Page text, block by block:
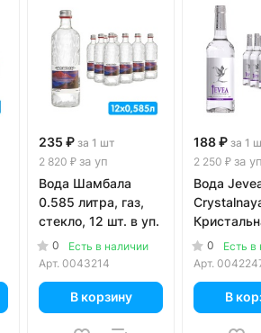
235 ₽ за 1 шт
2 820 ₽ за уп
Вода Шамбала
0.585 литра, газ,
стекло, 12 шт. в уп.
0
Есть в наличии
Арт. 0043214
В корзину
188 ₽ за 1
2 250 ₽ за
Вода
литра,
12 шт. в
0
Есть в
Арт.
В